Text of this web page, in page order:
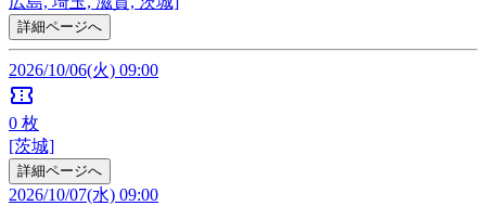
詳細ページへ
2026/10/06(火) 09:00
confirmation_number
0 枚
[茨城]
詳細ページへ
2026/10/07(水) 09:00